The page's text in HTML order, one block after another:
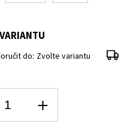
do: Zvolte variantu